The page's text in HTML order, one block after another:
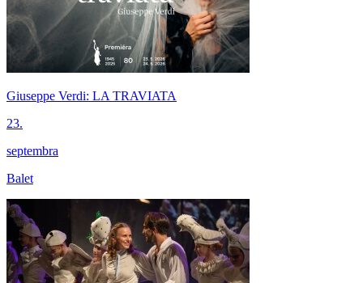
Giuseppe Verdi: LA TRAVIATA
23.
septembra
Balet